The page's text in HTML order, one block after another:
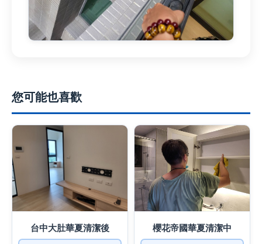
您可能也喜歡
台中大肚華夏清潔後
櫻花帝國華夏清潔中